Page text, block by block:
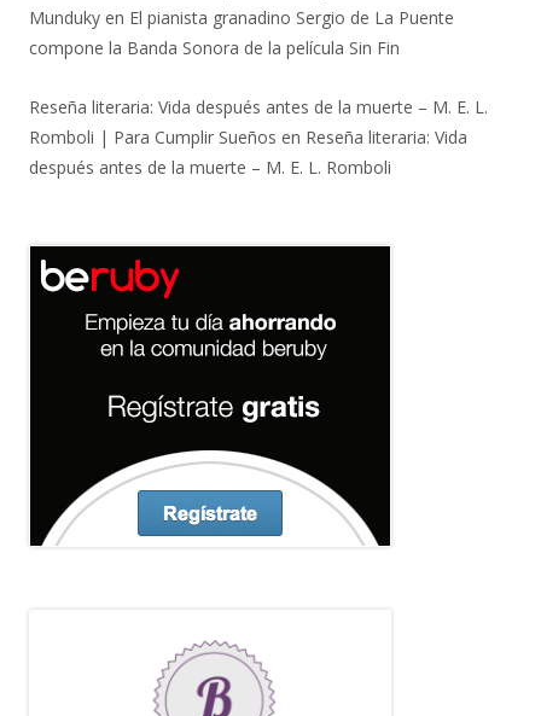
Munduky en El pianista granadino Sergio de La Puente
compone la Banda Sonora de la película Sin Fin
Reseña literaria: Vida después antes de la muerte – M. E. L.
Romboli | Para Cumplir Sueños en Reseña literaria: Vida
después antes de la muerte – M. E. L. Romboli